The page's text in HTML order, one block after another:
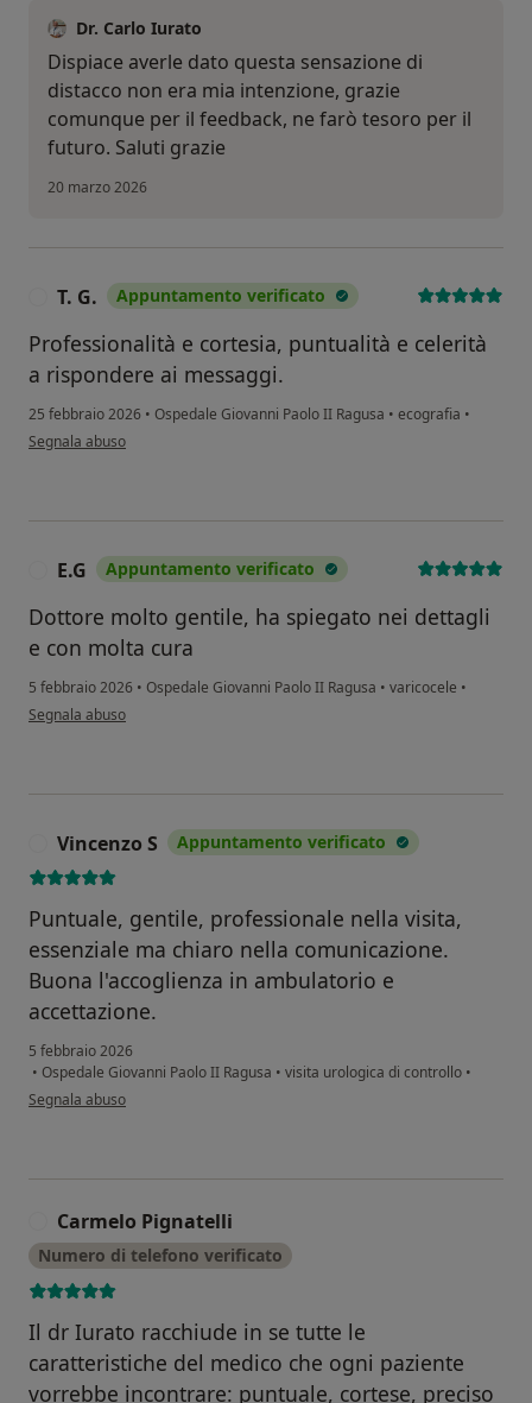
Dr. Carlo Iurato
Dispiace averle dato questa sensazione di
distacco non era mia intenzione, grazie
comunque per il feedback, ne farò tesoro per il
futuro. Saluti grazie
20 marzo 2026
T. G. Appuntamento verificato
Professionalità e cortesia, puntualità e celerità
a rispondere ai messaggi.
25 febbraio 2026 • Ospedale Giovanni Paolo II Ragusa • ecografia •
secondo l'opinione dell'utente T. G.
Segnala abuso
E.G Appuntamento verificato
Dottore molto gentile, ha spiegato nei dettagli
e con molta cura
5 febbraio 2026 • Ospedale Giovanni Paolo II Ragusa • varicocele •
secondo l'opinione dell'utente E.G
Segnala abuso
Vincenzo S Appuntamento verificato
Puntuale, gentile, professionale nella visita,
essenziale ma chiaro nella comunicazione.
Buona l'accoglienza in ambulatorio e
accettazione.
5 febbraio 2026
• Ospedale Giovanni Paolo II Ragusa • visita urologica di controllo •
secondo l'opinione dell'utente Vincenzo S
Segnala abuso
Carmelo Pignatelli
Numero di telefono verificato
Il dr Iurato racchiude in se tutte le
caratteristiche del medico che ogni paziente
vorrebbe incontrare: puntuale, cortese, preciso